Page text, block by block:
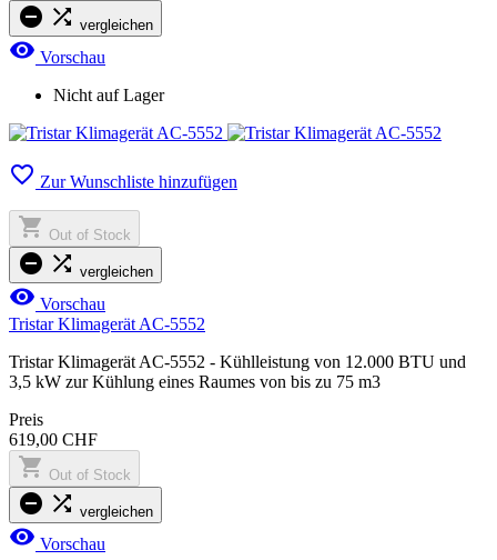
  vergleichen
 Vorschau
Nicht auf Lager
 Zur Wunschliste hinzufügen
 Out of Stock
  vergleichen
 Vorschau
Tristar Klimagerät AC-5552
Tristar Klimagerät AC-5552 - Kühlleistung von 12.000 BTU und
3,5 kW zur Kühlung eines Raumes von bis zu 75 m3
Preis
619,00 CHF
 Out of Stock
  vergleichen
 Vorschau